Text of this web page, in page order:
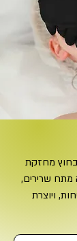
מחזקת
מתח שרירים,
ויוצרת